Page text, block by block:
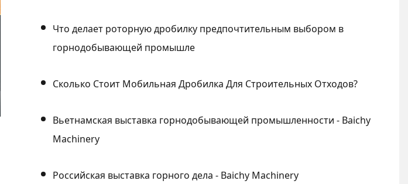
Что делает роторную дробилку предпочтительным выбором в
горнодобывающей промышле
Сколько Стоит Мобильная Дробилка Для Строительных Отходов?
Вьетнамская выставка горнодобывающей промышленности - Baichy
Machinery
Российская выставка горного дела - Baichy Machinery